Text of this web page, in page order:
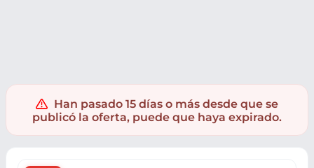
Han pasado 15 días o más desde que se
publicó la oferta, puede que haya expirado.